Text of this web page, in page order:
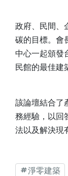
政府、民間、
碳的目標。會
中心一起頒發
民館的最佳建
該論壇結合了
務經驗，以回
法以及解決現
淨零建築